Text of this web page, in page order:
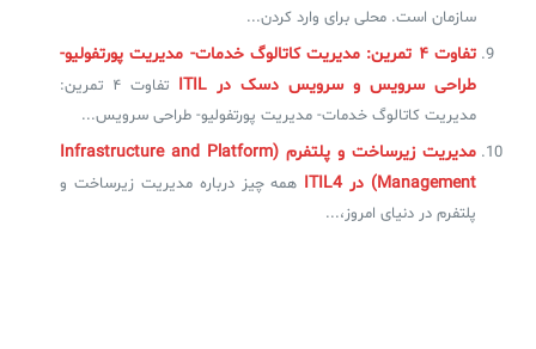
سازمان است. محلی برای وارد کردن...
تفاوت ۴ تمرین: مدیریت کاتالوگ خدمات- مدیریت پورتفولیو-
طراحی سرویس و سرویس دسک در ITIL
تفاوت ۴ تمرین:
مدیریت کاتالوگ خدمات- مدیریت پورتفولیو- طراحی سرویس...
مدیریت زیرساخت و پلتفرم (Infrastructure and Platform
Management) در ITIL4
همه چیز درباره مدیریت زیرساخت و
پلتفرم در دنیای امروز،...